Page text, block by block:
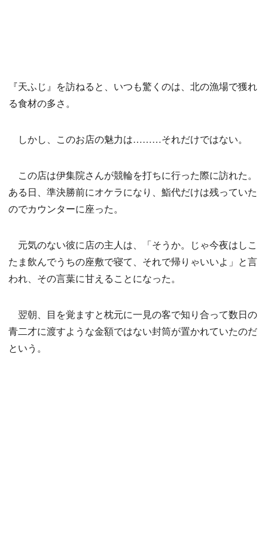
『天ふじ』を訪ねると、いつも驚くのは、北の漁場で獲れ
る食材の多さ。
しかし、このお店の魅力は………それだけではない。
この店は伊集院さんが競輪を打ちに行った際に訪れた。
ある日、準決勝前にオケラになり、鮨代だけは残っていた
のでカウンターに座った。
元気のない彼に店の主人は、「そうか。じゃ今夜はしこ
たま飲んでうちの座敷で寝て、それで帰りゃいいよ」と言
われ、その言葉に甘えることになった。
翌朝、目を覚ますと枕元に一見の客で知り合って数日の
青二才に渡すような金額ではない封筒が置かれていたのだ
という。